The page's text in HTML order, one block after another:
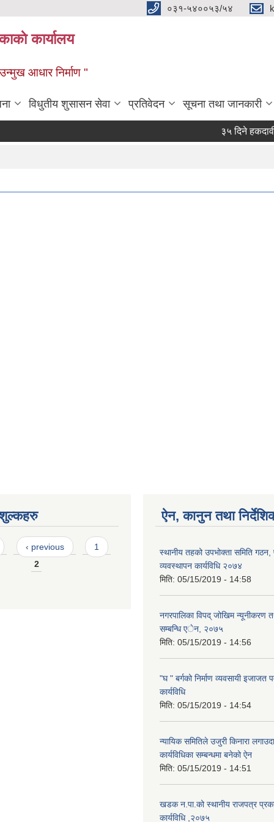
०३१-५४००५३/५४
कार्यालय
आधार निर्माण "
विधुतीय शुसासन सेवा प्रतिवेदन सूचना तथा जानकारी
३५ दिने हकदावी
‹ previous
1
2
ऐन, कानुन तथा
स्थानीय तहको उपभोक्ता समिति गठन,
व्यवस्थापन कार्यविधि २०७४
मिति: 05/15/2019 - 14:58
नगरपालिका विपद् जोखिम न्यूनीकरण
सम्बन्धि एेन, २०७५
मिति: 05/15/2019 - 14:56
"घ " बर्गको निर्माण व्यवसायी इजाजत
कार्यविधि
मिति: 05/15/2019 - 14:54
न्यायिक समितिले उजुरी किनारा
कार्यविधिका सम्बन्धमा बनेको ऐन
मिति: 05/15/2019 - 14:51
खडक न.पा.को स्थानीय राजपत्र
कार्यविधि ,२०७५